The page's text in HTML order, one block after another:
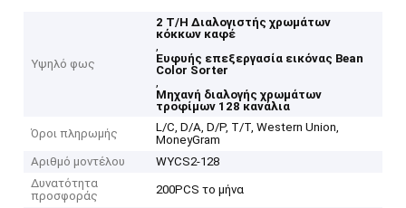
Υψηλό φως
2 Τ/Η Διαλογιστής χρωμάτων
κόκκων καφέ
,
Ευφυής επεξεργασία εικόνας Bean
Color Sorter
,
Μηχανή διαλογής χρωμάτων
τροφίμων 128 κανάλια
Όροι πληρωμής
L/C, D/A, D/P, T/T, Western Union,
MoneyGram
Αριθμό μοντέλου
WYCS2-128
Δυνατότητα
προσφοράς
200PCS το μήνα